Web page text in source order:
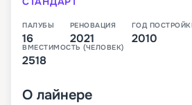
ПАЛУБЫ
16
РЕНОВАЦИЯ
2021
ГОД
2010
ВМЕСТИМОСТЬ (ЧЕЛОВЕК)
2518
О лайнере